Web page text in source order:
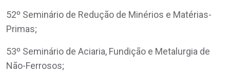
52º Seminário de Redução de Minérios e Matérias-
Primas;
53º Seminário de Aciaria, Fundição e Metalurgia de
Não-Ferrosos;